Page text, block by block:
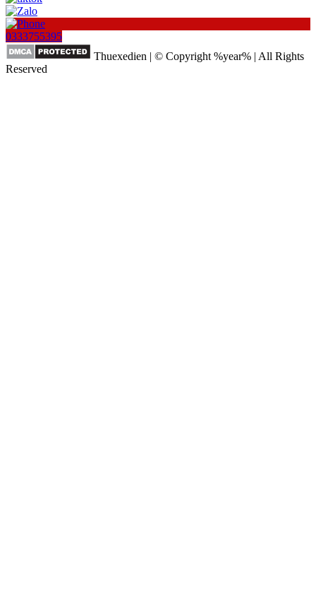
0333755395
Thuexedien | © Copyright %year% | All Rights
Reserved